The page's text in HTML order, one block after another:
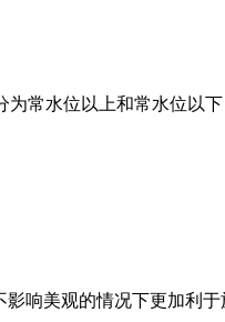
常水位以上和常水位以
响美观的情况下更加利